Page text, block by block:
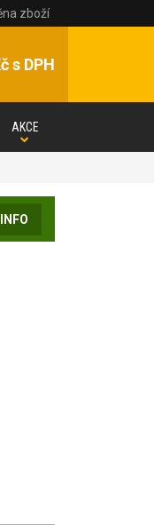
zboží
s DPH
AKCE